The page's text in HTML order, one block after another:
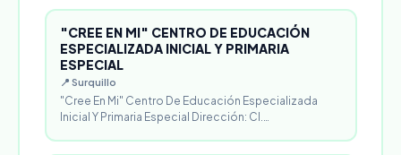
"CREE EN MI" CENTRO DE EDUCACIÓN
ESPECIALIZADA INICIAL Y PRIMARIA
ESPECIAL
📍 Surquillo
"Cree En Mi" Centro De Educación Especializada
Inicial Y Primaria Especial Dirección: Cl.…